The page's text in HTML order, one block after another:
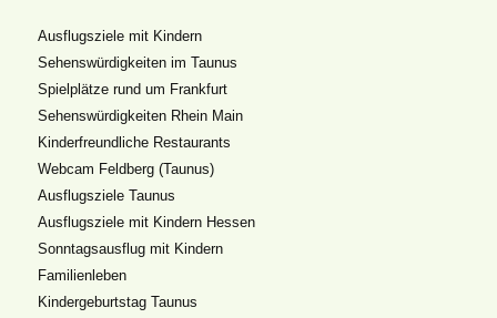
Ausflugsziele mit Kindern
Sehenswürdigkeiten im Taunus
Spielplätze rund um Frankfurt
Sehenswürdigkeiten Rhein Main
Kinderfreundliche Restaurants
Webcam Feldberg (Taunus)
Ausflugsziele Taunus
Ausflugsziele mit Kindern Hessen
Sonntagsausflug mit Kindern
Familienleben
Kindergeburtstag Taunus